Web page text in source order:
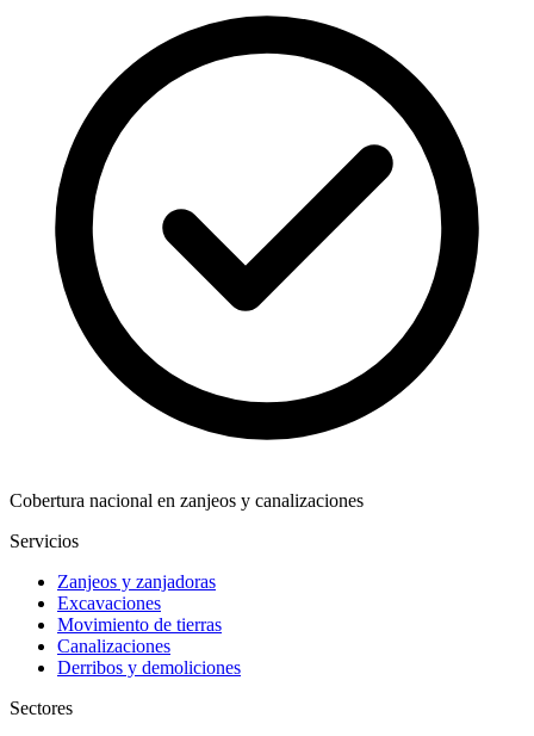
Cobertura nacional en zanjeos y canalizaciones
Servicios
Zanjeos y zanjadoras
Excavaciones
Movimiento de tierras
Canalizaciones
Derribos y demoliciones
Sectores